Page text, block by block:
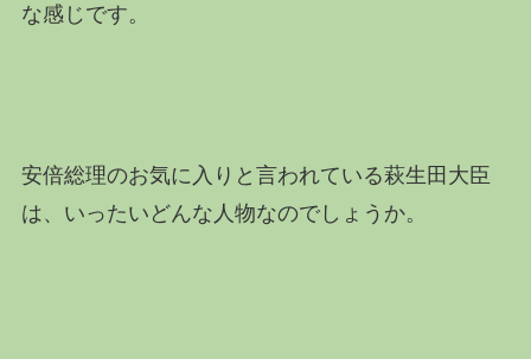
な感じです。
安倍総理のお気に入りと言われている萩生田大臣
は、いったいどんな人物なのでしょうか。